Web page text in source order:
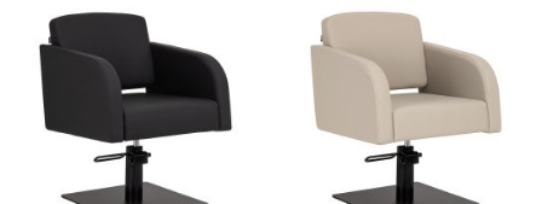
formatervezett háttámla
tökéletes tartást ad, miközben a
fodrász hatékonyan dolgozhat.
hidraulikus magasságállító
rendszer
lehetővé teszi, hogy a
szék magassága könnyedén
állítható legyen – még akkor is,
ha az ügyfél már a székben
foglal helyet.